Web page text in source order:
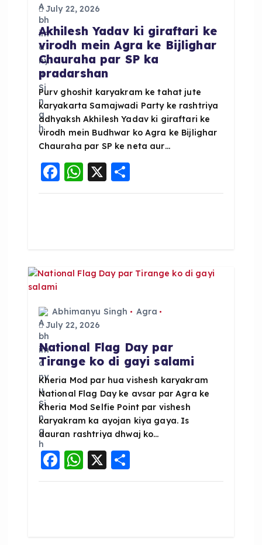
July 22, 2026
Akhilesh Yadav ki giraftari ke
virodh mein Agra ke Bijlighar
Chauraha par SP ka
pradarshan
Purv ghoshit karyakram ke tahat jute
karyakarta Samajwadi Party ke rashtriya
adhyaksh Akhilesh Yadav ki giraftari ke
virodh mein Budhwar ko Agra ke Bijlighar
Chauraha par SP ke neta aur…
F
a
o
k
W
h
p
p
X S
h
Abhimanyu Singh
Agra
July 22, 2026
National Flag Day par
Tirange ko di gayi salami
Kheria Mod par hua vishesh karyakram
National Flag Day ke avsar par Agra ke
Kheria Mod Selfie Point par vishesh
karyakram ka ayojan kiya gaya. Is
dauran rashtriya dhwaj ko…
F
a
W
h
X S
h